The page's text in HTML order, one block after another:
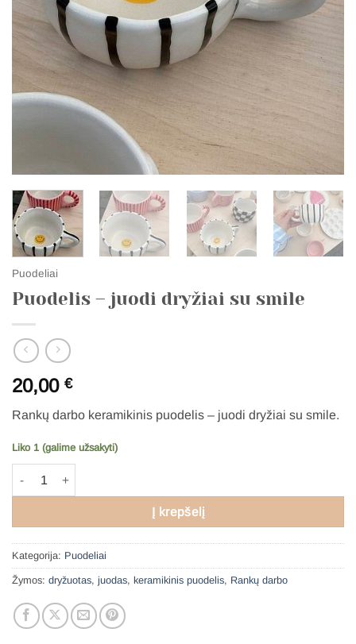
Puodeliai
Puodelis – juodi dryžiai su smile
20,00 €
Rankų darbo keramikinis puodelis – juodi dryžiai su smile.
Liko 1 (galime užsakyti)
Į krepšelį
Kategorija: Puodeliai
Žymos: dryžuotas, juodas, keramikinis puodelis, Rankų darbo